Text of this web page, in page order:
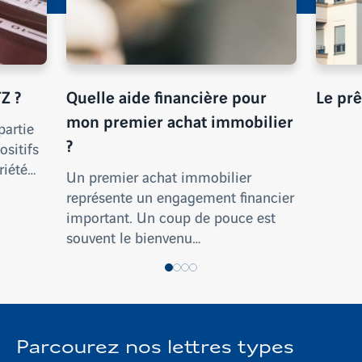
?
Quelle aide financière pour
mon premier achat immobilier
?
Un premier achat immobilier
représente un engagement financier
important. Un coup de pouce est
souvent le bienvenu…
Le
Parcourez nos lettres types